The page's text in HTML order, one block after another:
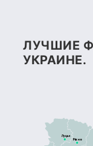
ЛУЧШИЕ
УКРАИНЕ.
Луцьк
Рівне